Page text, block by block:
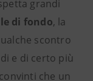
grandi
di fondo, la
scontro
e di certo più
che un